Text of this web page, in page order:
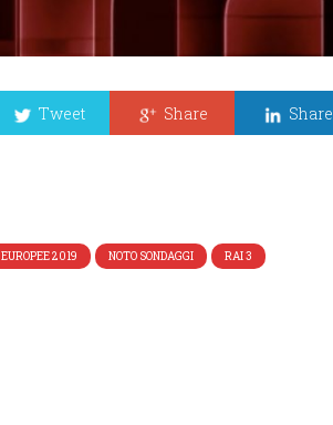
Tweet Share Share
EUROPEE 2019 NOTO SONDAGGI RAI 3